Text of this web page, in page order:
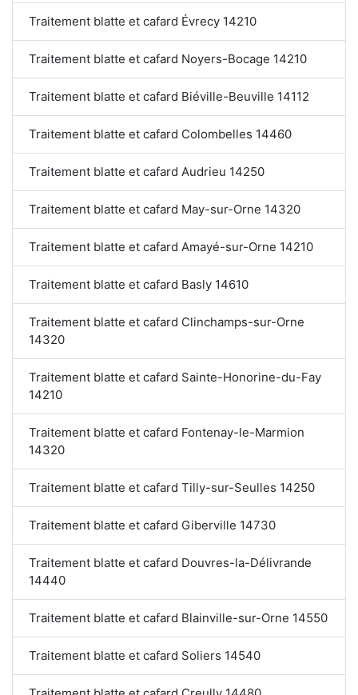
Traitement blatte et cafard Évrecy 14210
Traitement blatte et cafard Noyers-Bocage 14210
Traitement blatte et cafard Biéville-Beuville 14112
Traitement blatte et cafard Colombelles 14460
Traitement blatte et cafard Audrieu 14250
Traitement blatte et cafard May-sur-Orne 14320
Traitement blatte et cafard Amayé-sur-Orne 14210
Traitement blatte et cafard Basly 14610
Traitement blatte et cafard Clinchamps-sur-Orne
14320
Traitement blatte et cafard Sainte-Honorine-du-Fay
14210
Traitement blatte et cafard Fontenay-le-Marmion
14320
Traitement blatte et cafard Tilly-sur-Seulles 14250
Traitement blatte et cafard Giberville 14730
Traitement blatte et cafard Douvres-la-Délivrande
14440
Traitement blatte et cafard Blainville-sur-Orne 14550
Traitement blatte et cafard Soliers 14540